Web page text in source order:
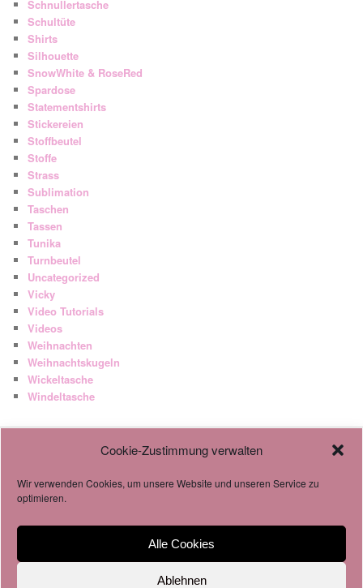
Cookie-Zustimmung verwalten
Wir verwenden Cookies, um unsere Website und unseren Service zu
optimieren.
Alle Cookies
Ablehnen
Schnullertasche
Schultüte
Shirts
Silhouette
SnowWhite & RoseRed
Spardose
Statementshirts
Stickereien
Stoffbeutel
Stoffe
Strass
Sublimation
Taschen
Tassen
Tunika
Turnbeutel
Uncategorized
Vicky
Video Tutorials
Videos
Weihnachten
Weihnachtskugeln
Wickeltasche
Windeltasche
Cookie-Richtlinie
Impressum & Datenschutz Stolz präsentiert von WordPress